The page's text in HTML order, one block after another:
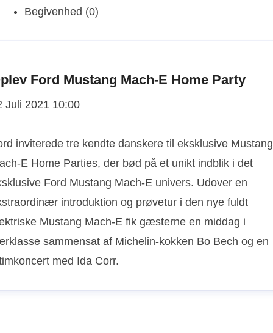
Begivenhed (0)
Ford Mustang Mach-E Home Party
Juli 2021 10:00
inviterede tre kendte danskere til eksklusive Mustang
E Home Parties, der bød på et unikt indblik i det
Ford Mustang Mach-E univers. Udover en
introduktion og prøvetur i den nye fuldt
Mustang Mach-E fik gæsterne en middag i
sammensat af Michelin-kokken Bo Bech og en
med Ida Corr.